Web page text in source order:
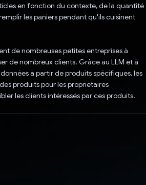
en fonction du contexte, de la quantité
les paniers pendant qu'ils cuisinent
de nombreuses petites entreprises à
de nombreux clients. Grâce au LLM et à
à partir de produits spécifiques, les
produits pour les propriétaires
les clients intéressés par ces produits.